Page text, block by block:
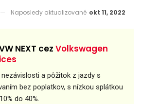
Naposledy aktualizované okt 11, 2022
NEXT cez Volkswagen
a pôžitok z jazdy s
bez poplatkov, s nízkou splátkou
do 40%.